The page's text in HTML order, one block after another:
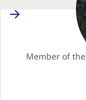
Member of